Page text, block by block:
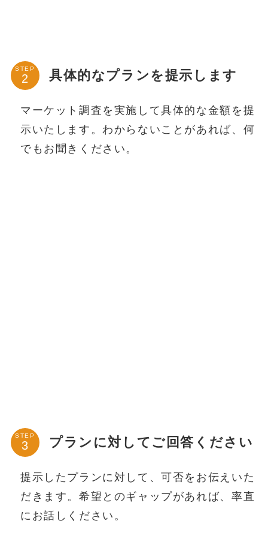
STEP 具体的なプランを提示します
マーケット調査を実施して具体的な金額を提
示いたします。わからないことがあれば、何
でもお聞きください。
STEP プランに対してご回答ください
提示したプランに対して、可否をお伝えいた
だきます。希望とのギャップがあれば、率直
にお話しください。